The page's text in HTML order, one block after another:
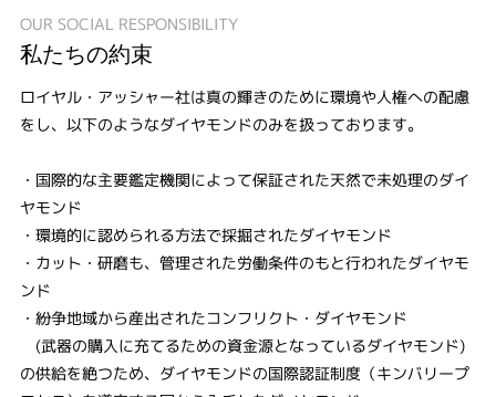
OUR SOCIAL RESPONSIBILITY
私たちの約束
ロイヤル・アッシャー社は真の輝きのために環境や人権への配慮
をし、以下のようなダイヤモンドのみを扱っております。
・国際的な主要鑑定機関によって保証された天然で未処理のダイ
ヤモンド
・環境的に認められる方法で採掘されたダイヤモンド
・カット・研磨も、管理された労働条件のもと行われたダイヤモ
ンド
・紛争地域から産出されたコンフリクト・ダイヤモンド
(武器の購入に充てるための資金源となっているダイヤモンド)
の供給を絶つため、ダイヤモンドの国際認証制度（キンバリープ